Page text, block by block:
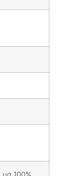
μg 100%